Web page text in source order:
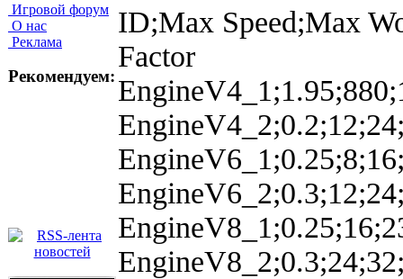
Игровой форум
О нас
Реклама
Рекомендуем:
ID;Max Speed;Max
Factor